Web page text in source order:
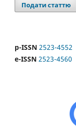
Подати статтю
p-ISSN 2523-4552
e-ISSN 2523-4560